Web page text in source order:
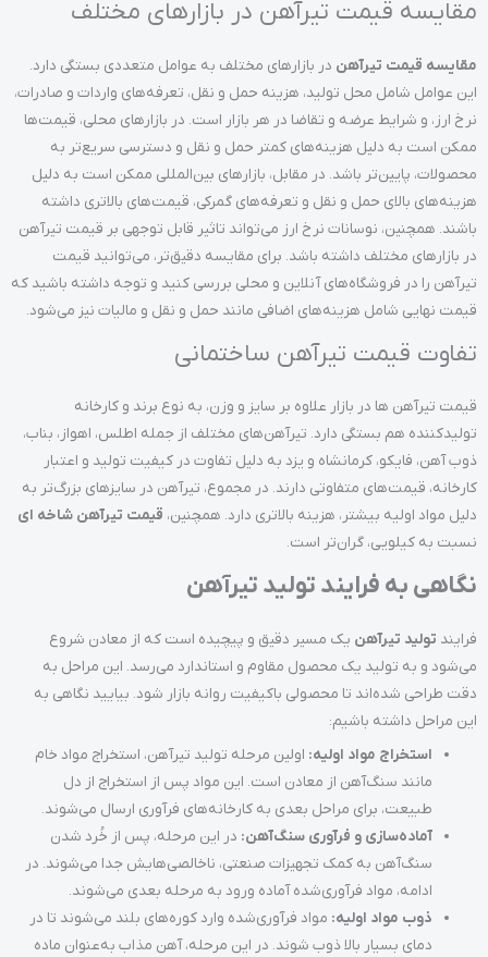
مقایسه قیمت تیرآهن در بازارهای مختلف
مقایسه قیمت تیرآهن در بازارهای مختلف به عوامل متعددی بستگی دارد.
این عوامل شامل محل تولید، هزینه حمل و نقل، تعرفه‌های واردات و صادرات،
نرخ ارز، و شرایط عرضه و تقاضا در هر بازار است. در بازارهای محلی، قیمت‌ها
ممکن است به دلیل هزینه‌های کمتر حمل و نقل و دسترسی سریع‌تر به
محصولات، پایین‌تر باشد. در مقابل، بازارهای بین‌المللی ممکن است به دلیل
هزینه‌های بالای حمل و نقل و تعرفه‌های گمرکی، قیمت‌های بالاتری داشته
باشند. همچنین، نوسانات نرخ ارز می‌تواند تاثیر قابل توجهی بر قیمت تیرآهن
در بازارهای مختلف داشته باشد. برای مقایسه دقیق‌تر، می‌توانید قیمت
تیرآهن را در فروشگاه‌های آنلاین و محلی بررسی کنید و توجه داشته باشید که
قیمت نهایی شامل هزینه‌های اضافی مانند حمل و نقل و مالیات نیز می‌شود.
تفاوت قیمت تیرآهن ساختمانی
قیمت تیرآهن ها در بازار علاوه بر سایز و وزن، به نوع برند و کارخانه
تولیدکننده هم بستگی دارد. تیرآهن‌های مختلف از جمله اطلس، اهواز، بناب،
ذوب آهن، فایکو، کرمانشاه و یزد به دلیل تفاوت در کیفیت تولید و اعتبار
کارخانه، قیمت‌های متفاوتی دارند. در مجموع، تیرآهن در سایزهای بزرگ‌تر به
دلیل مواد اولیه بیشتر، هزینه بالاتری دارد. همچنین، قیمت تیرآهن شاخه ای
نسبت به کیلویی، گران‌تر است.
نگاهی به فرایند تولید تیرآهن
فرایند تولید تیرآهن یک مسیر دقیق و پیچیده است که از معادن شروع
می‌شود و به تولید یک محصول مقاوم و استاندارد می‌رسد. این مراحل به
دقت طراحی شده‌اند تا محصولی باکیفیت روانه بازار شود. بیایید نگاهی به
این مراحل داشته باشیم:
استخراج مواد اولیه: اولین مرحله تولید تیرآهن، استخراج مواد خام
مانند سنگ‌آهن از معادن است. این مواد پس از استخراج از دل
طبیعت، برای مراحل بعدی به کارخانه‌های فرآوری ارسال می‌شوند.
آماده‌سازی و فرآوری سنگ‌آهن: در این مرحله، پس از خُرد شدن
سنگ‌آهن به کمک تجهیزات صنعتی، ناخالصی‌هایش جدا می‌شوند. در
ادامه، مواد فرآوری‌شده آماده ورود به مرحله بعدی می‌شوند.
ذوب مواد اولیه: مواد فرآوری‌شده وارد کوره‌های بلند می‌شوند تا در
دمای بسیار بالا ذوب شوند. در این مرحله، آهن مذاب به‌عنوان ماده